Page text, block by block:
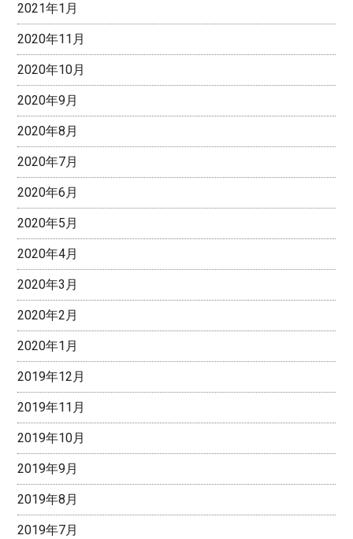
2021年1月
2020年11月
2020年10月
2020年9月
2020年8月
2020年7月
2020年6月
2020年5月
2020年4月
2020年3月
2020年2月
2020年1月
2019年12月
2019年11月
2019年10月
2019年9月
2019年8月
2019年7月